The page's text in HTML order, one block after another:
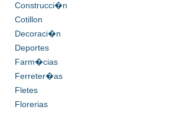
Construcci�n
Cotillon
Decoraci�n
Deportes
Farm�cias
Ferreter�as
Fletes
Florerias